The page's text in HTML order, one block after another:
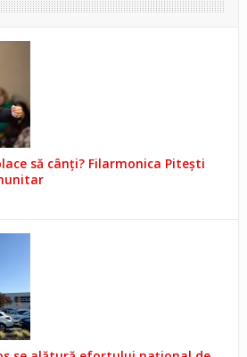
să cânți? Filarmonica Pitești